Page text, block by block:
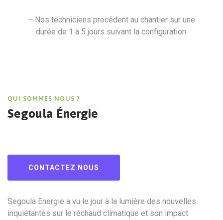
– Nos techniciens procèdent au chantier sur une
durée de 1 à 5 jours suivant la configuration.
QUI SOMMES NOUS ?
Segoula Énergie
CONTACTEZ NOUS
Segoula Energie a vu le jour à la lumière des nouvelles
inquiétantes sur le réchaud climatique et son impact